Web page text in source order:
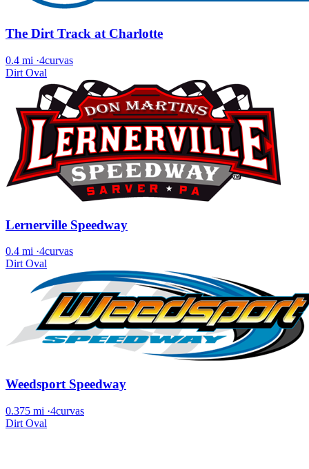
The Dirt Track at Charlotte
0.4 mi ·4curvas
Dirt Oval
Lernerville Speedway
0.4 mi ·4curvas
Dirt Oval
Weedsport Speedway
0.375 mi ·4curvas
Dirt Oval